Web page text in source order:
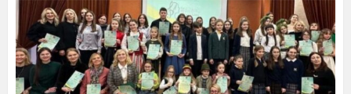
Alytaus
lopšelio-
darželio
“Volungėlė”
ugdytiniai